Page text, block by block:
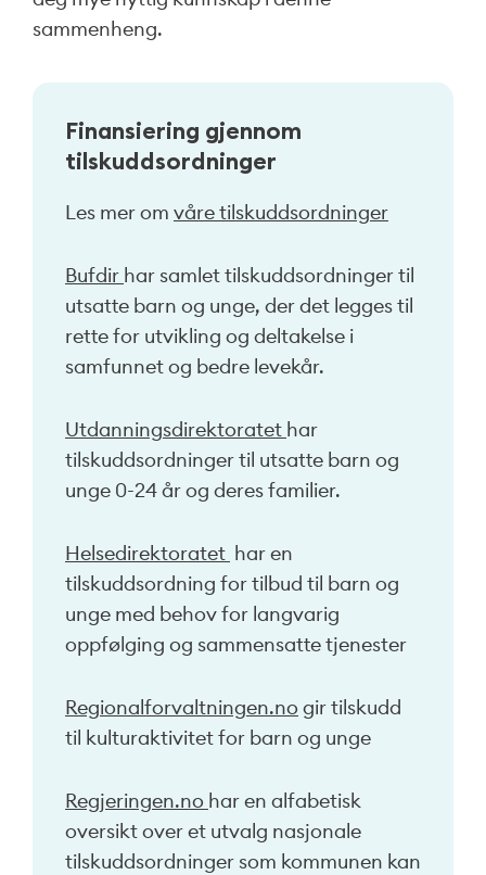
sammenheng.
Finansiering gjennom
tilskuddsordninger
Les mer om våre tilskuddsordninger
Bufdir har samlet tilskuddsordninger til
utsatte barn og unge, der det legges til
rette for utvikling og deltakelse i
samfunnet og bedre levekår.
Utdanningsdirektoratet har
tilskuddsordninger til utsatte barn og
unge 0-24 år og deres familier.
Helsedirektoratet har en
tilskuddsordning for tilbud til barn og
unge med behov for langvarig
oppfølging og sammensatte tjenester
Regionalforvaltningen.nogir tilskudd
til kulturaktivitet for barn og unge
Regjeringen.no har en alfabetisk
oversikt over et utvalg nasjonale
tilskuddsordninger som kommunen kan